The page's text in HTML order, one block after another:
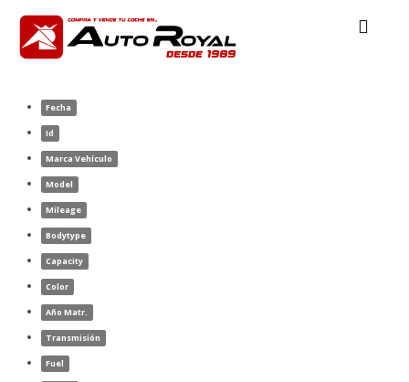
Fecha
Id
Marca Vehículo
Model
Mileage
Bodytype
Capacity
Color
Año Matr.
Transmisión
Fuel